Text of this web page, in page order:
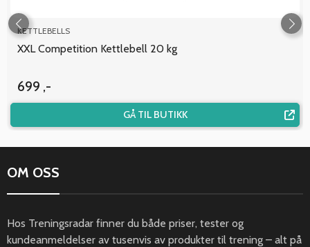
KETTLEBELLS
XXL Competition Kettlebell 20 kg
699 ,-
GÅ TIL BUTIKK
OM OSS
Hos Treningsradar finner du både priser, tester og
kundeanmeldelser av tusenvis av produkter til trening – alt på